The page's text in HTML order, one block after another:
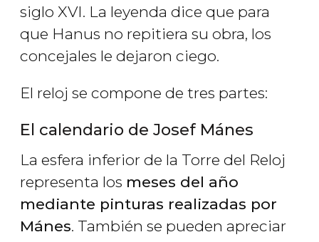
siglo XVI. La leyenda dice que para
que Hanus no repitiera su obra, los
concejales le dejaron ciego.
El reloj se compone de tres partes:
El calendario de Josef Mánes
La esfera inferior de la Torre del Reloj
representa los meses del año
mediante pinturas realizadas por
Mánes. También se pueden apreciar